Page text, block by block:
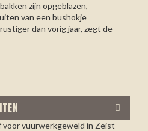
zijn opgeblazen,
van een bushokje
dan vorig jaar, zegt de
vuurwerkgeweld in Zeist